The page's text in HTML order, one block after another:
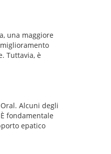
una maggiore
Tuttavia, è
Alcuni degli
fondamentale
epatico